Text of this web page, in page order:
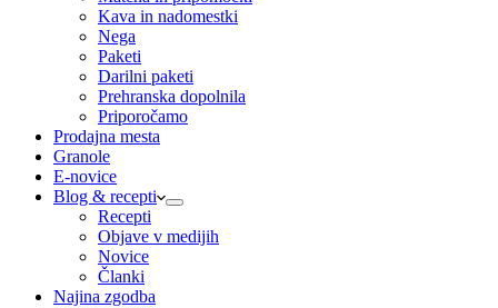
Kava in nadomestki
Nega
Paketi
Darilni paketi
Prehranska dopolnila
Priporočamo
Prodajna mesta
Granole
E-novice
Blog & recepti
Recepti
Objave v medijih
Novice
Članki
Najina zgodba